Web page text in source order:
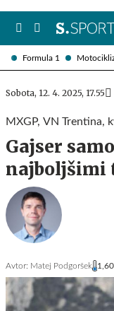
Formula 1
Sobota, 12. 4. 2025, 17.55
MXGP, VN Trentina,
Gajser
najboljšimi
Avtor: Matej Podgoršek 1,60